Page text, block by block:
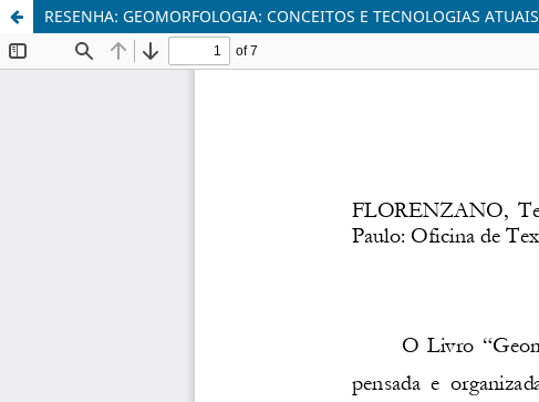
RESENHA: GEOMORFOLOGIA: CONCEITOS E TECNOLOGIAS ATUAIS